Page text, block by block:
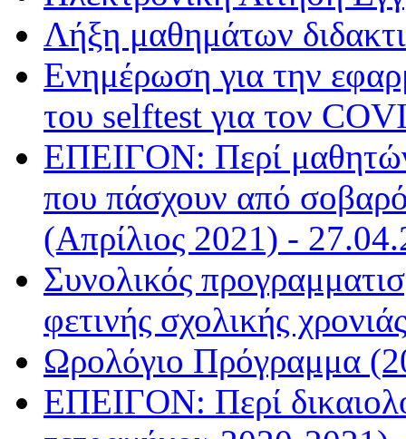
Λήξη μαθημάτων
Ενημέρωση για την
του selftest για τον
ΕΠΕΙΓΟΝ: Περί
που πάσχουν από
(Απρίλιος 2021) -
Συνολικός
φετινής σχολικής
Ωρολόγιο Πρόγραμμα
ΕΠΕΙΓΟΝ: Περί